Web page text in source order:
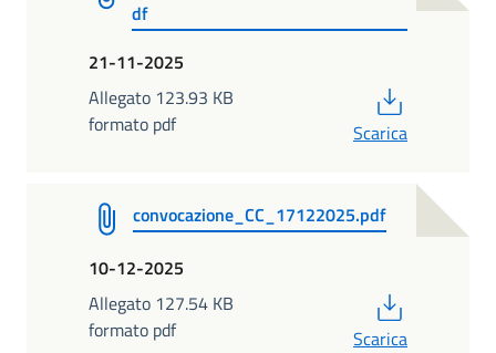
df
21-11-2025
Allegato 123.93 KB
formato pdf
Scarica
convocazione_CC_17122025.pdf
10-12-2025
Allegato 127.54 KB
formato pdf
Scarica